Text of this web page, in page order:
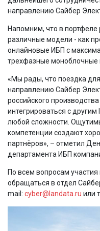
направлению Сайбер
Напомним, что в
различные модели - как
онлайновые ИБП с
трехфазные моноблочные
«Мы рады, что поездка
направлению Сайбер
российского
интегрироваться с
любой сложности.
компетенции создают
партнёров», – отметил
департамента ИБП
По всем вопросам
обращаться в отдел
mail: cyber@landata.ru или